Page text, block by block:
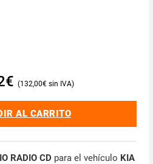
€ 132,00€
AL CARRITO
RADIO CD para el vehículo KIA